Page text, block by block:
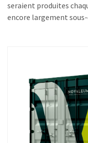
seraient produites
encore largement